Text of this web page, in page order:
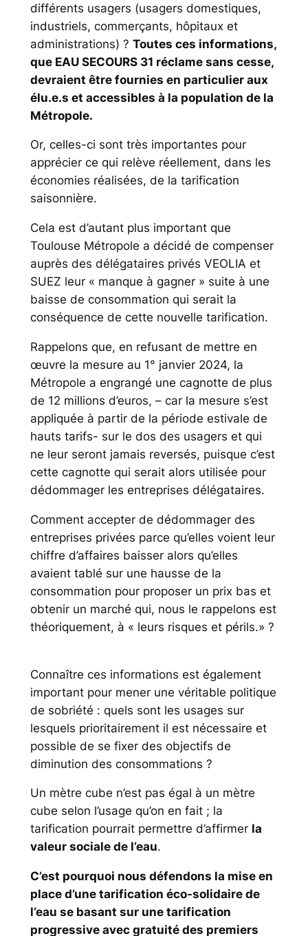
différents usagers (usagers domestiques,
industriels, commerçants, hôpitaux et
administrations) ? Toutes ces informations,
que EAU SECOURS 31 réclame sans cesse,
devraient être fournies en particulier aux
élu.e.s et accessibles à la population de la
Métropole.
Or, celles-ci sont très importantes pour
apprécier ce qui relève réellement, dans les
économies réalisées, de la tarification
saisonnière.
Cela est d’autant plus important que
Toulouse Métropole a décidé de compenser
auprès des délégataires privés VEOLIA et
SUEZ leur « manque à gagner» suite à une
baisse de consommation qui serait la
conséquence de cette nouvelle tarification.
Rappelons que, en refusant de mettre en
œuvre la mesure au 1° janvier 2024, la
Métropole a engrangé une cagnotte de plus
de 12 millions d’euros, – car la mesure s’est
appliquée à partir de la période estivale de
hauts tarifs- sur le dos des usagers et qui
ne leur seront jamais reversés, puisque c’est
cette cagnotte qui serait alors utilisée pour
dédommager les entreprises délégataires.
Comment accepter de dédommager des
entreprises privées parce qu’elles voient leur
chiffre d’affaires baisser alors qu’elles
avaient tablé sur une hausse de la
consommation pour proposer un prix bas et
obtenir un marché qui, nous le rappelons est
théoriquement, à « leurs risques et périls.» ?
Connaître ces informations est également
important pour mener une véritable politique
de sobriété : quels sont les usages sur
lesquels prioritairement il est nécessaire et
possible de se fixer des objectifs de
diminution des consommations ?
Un mètre cube n’est pas égal à un mètre
cube selon l’usage qu’on en fait ; la
tarification pourrait permettre d’affirmer la
valeur sociale de l’eau.
C’est pourquoi nous défendons la mise en
place d’une tarification éco-solidaire de
l’eau se basant sur une tarification
progressive avec gratuité des premiers